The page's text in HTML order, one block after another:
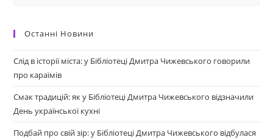
Останні Новини
Слід в історії міста: у Бібліотеці Дмитра Чижевського говорили
про караїмів
Смак традицій: як у Бібліотеці Дмитра Чижевського відзначили
День української кухні
Подбай про свій зір: у Бібліотеці Дмитра Чижевського відбулася